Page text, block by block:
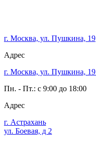
г. Москва, ул. Пушкина, 19
Адрес
г. Москва, ул. Пушкина, 19
Пн. - Пт.: с 9:00 до 18:00
Адрес
г. Астрахань
ул. Боевая, д 2